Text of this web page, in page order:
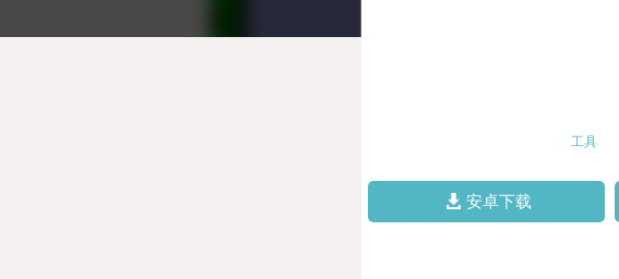
工具
安卓下载